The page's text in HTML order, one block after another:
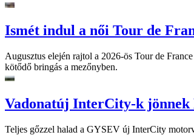
Ismét indul a női Tour de
Augusztus elején rajtol a 2026-ös Tour de
kötődő bringás a mezőnyben.
Vadonatúj InterCity-k jönnek
Teljes gőzzel halad a GYSEV új InterCity